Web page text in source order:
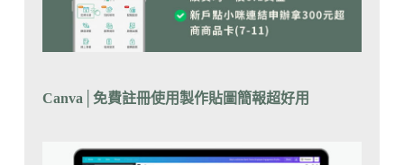
Canva 免費註冊使用製作貼圖簡報超好用